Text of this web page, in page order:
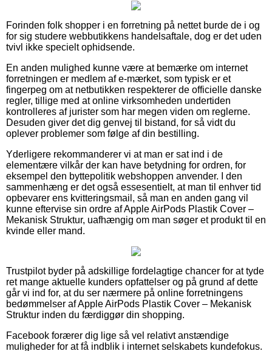
Forinden folk shopper i en forretning på nettet burde de i og
for sig studere webbutikkens handelsaftale, dog er det uden
tvivl ikke specielt ophidsende.
En anden mulighed kunne være at bemærke om internet
forretningen er medlem af e-mærket, som typisk er et
fingerpeg om at netbutikken respekterer de officielle danske
regler, tillige med at online virksomheden undertiden
kontrolleres af jurister som har megen viden om reglerne.
Desuden giver det dig genvej til bistand, for så vidt du
oplever problemer som følge af din bestilling.
Yderligere rekommanderer vi at man er sat ind i de
elementære vilkår der kan have betydning for ordren, for
eksempel den byttepolitik webshoppen anvender. I den
sammenhæng er det også essesentielt, at man til enhver tid
opbevarer ens kvitteringsmail, så man en anden gang vil
kunne eftervise sin ordre af Apple AirPods Plastik Cover –
Mekanisk Struktur, uafhængig om man søger et produkt til en
kvinde eller mand.
Trustpilot byder på adskillige fordelagtige chancer for at tyde
ret mange aktuelle kunders opfattelser og på grund af dette
går vi ind for, at du ser nærmere på online forretningens
bedømmelser af Apple AirPods Plastik Cover – Mekanisk
Struktur inden du færdiggør din shopping.
Facebook forærer dig lige så vel relativt anstændige
muligheder for at få indblik i internet selskabets kundefokus.